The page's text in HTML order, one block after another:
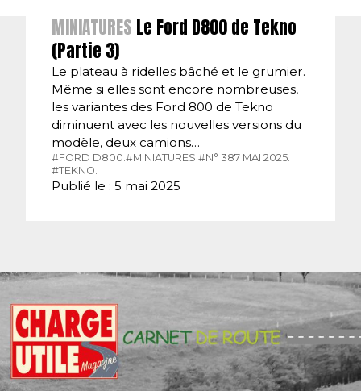
MINIATURES Le Ford D800 de Tekno
(Partie 3)
Le plateau à ridelles bâché et le grumier.
Même si elles sont encore nombreuses,
les variantes des Ford 800 de Tekno
diminuent avec les nouvelles versions du
modèle, deux camions…
#FORD D800.#MINIATURES.#N° 387 MAI 2025.
#TEKNO.
Publié le : 5 mai 2025